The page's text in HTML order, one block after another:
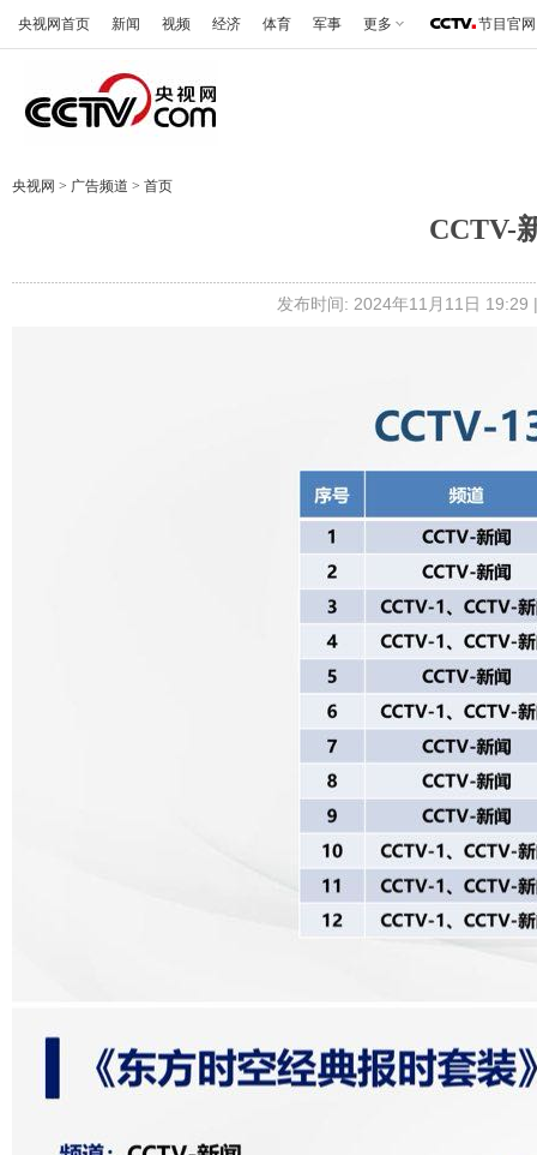
央视网首页 新闻 视频 经济 体育 军事 更多 节目官网
央视网 > 广告频道 > 首页
CCTV-
发布时间: 2024年11月11日